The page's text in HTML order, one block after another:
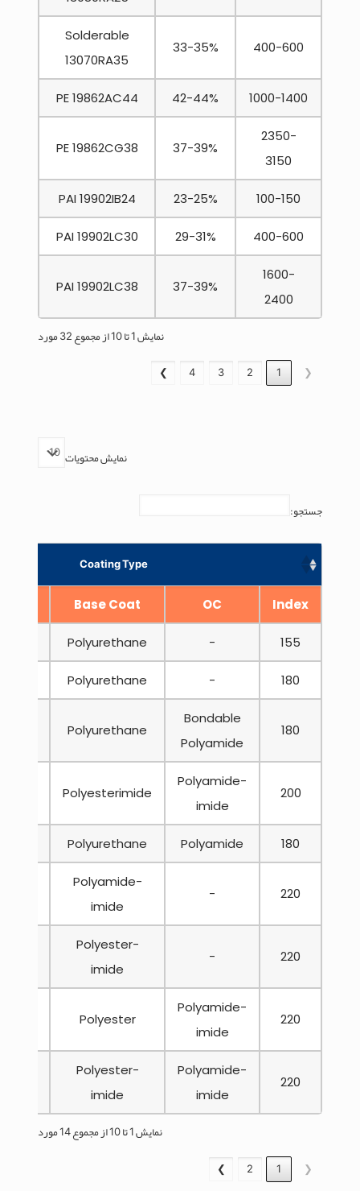
Solderable
13070RA35
33-35% 400-600
PE 19862AC44 42-44% 1000-1400
PE 19862CG38 37-39%
2350-
3150
PAI 19902IB24 23-25% 100-150
PAI 19902LC30 29-31% 400-600
PAI 19902LC38 37-39%
1600-
2400
نمایش 1 تا 10 از مجموع 32 مورد
❮
1
2
3
4
❯
نمایش محتویات
جستجو:
Coating Type
Base Coat OC Index
Polyurethane - 155
Polyurethane - 180
Polyurethane
Bondable
Polyamide
180
Polyesterimide
Polyamide-
imide
200
Polyurethane Polyamide 180
Polyamide-
imide
- 220
Polyester-
imide
- 220
Polyester
Polyamide-
imide
220
Polyester-
imide
Polyamide-
imide
220
نمایش 1 تا 10 از مجموع 14 مورد
❮
1
2
❯